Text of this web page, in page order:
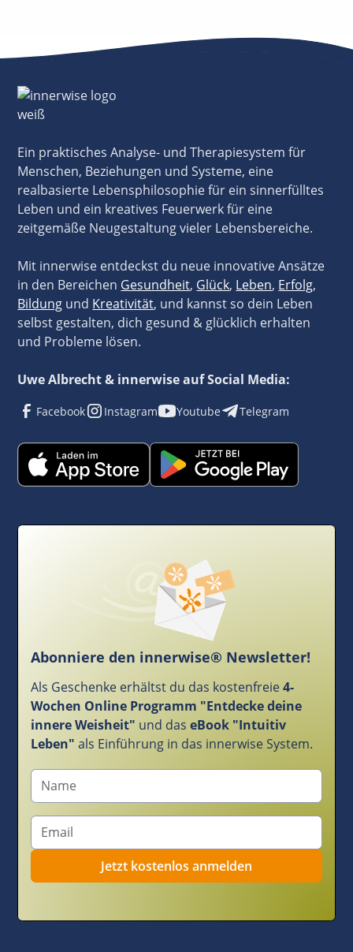
Ein praktisches Analyse- und Therapiesystem für
Menschen, Beziehungen und Systeme, eine
realbasierte Lebensphilosophie für ein sinnerfülltes
Leben und ein kreatives Feuerwerk für eine
zeitgemäße Neugestaltung vieler Lebensbereiche.
Mit innerwise entdeckst du neue innovative Ansätze
in den Bereichen Gesundheit, Glück, Leben, Erfolg,
Bildung und Kreativität, und kannst so dein Leben
selbst gestalten, dich gesund & glücklich erhalten
und Probleme lösen.
Uwe Albrecht & innerwise auf Social Media:
Facebook Instagram Youtube Telegram
Abonniere den innerwise® Newsletter!
Als Geschenke erhältst du das kostenfreie4-
Wochen Online Programm "Entdecke deine
innere Weisheit" und das eBook "Intuitiv
Leben"als Einführung in das innerwise System.